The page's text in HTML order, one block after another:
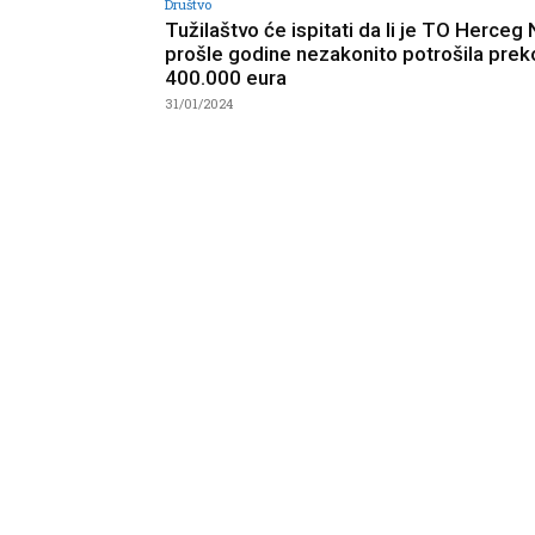
Društvo
Tužilaštvo će ispitati da li je TO Herceg
prošle godine nezakonito potrošila
400.000 eura
31/01/2024